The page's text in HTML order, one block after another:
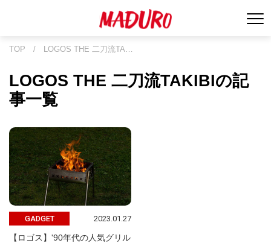
TOP / LOGOS THE 二刀流TA…
LOGOS THE 二刀流TAKIBIの記
事一覧
GADGET 2023.01.27
【ロゴス】'90年代の人気グリル